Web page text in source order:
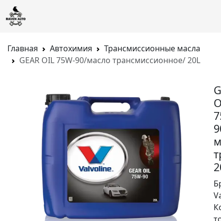
Главная Автохимия
Трансмиссионные масла
GEAR OIL 75W-90/масло трансмиссионное/ 20L